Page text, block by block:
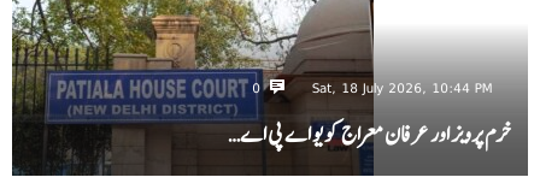
Sat, 18 July 2026, 10:44 PM
0
خرم پرویز اور عرفان معراج کو یو اے پی اے…